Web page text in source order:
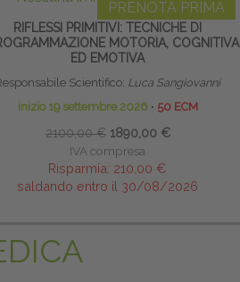
PRENOTA PRIMA
RIFLESSI PRIMITIVI: TECNICHE DI
MOTORIA, COGNITIVA
ED EMOTIVA
Scientifico: Luca Sangiovanni
inizio 19 settembre 2026 ∙ 50 ECM
2100,00 € 1890,00 €
IVA compresa
Risparmia: 210,00 €
saldando entro il 30/08/2026